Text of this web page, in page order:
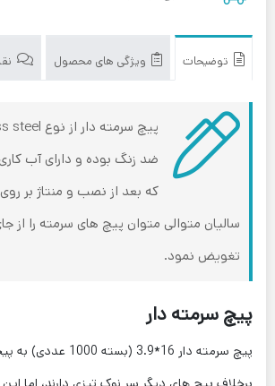
توضیحات ویژگی های محصول
ضد زنگ بوده و دارای آب
که بعد از نصب و منتاژ بر
سالیان متوالی متوان پیچ های سرمته را از
تغویض نمود.
پیچ سرمته دار
پیچ سرمته دار 16*3.9